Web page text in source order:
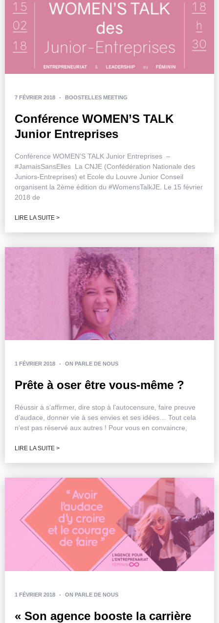
7 FÉVRIER 2018 - BOOSTELLES MEETING
Conférence WOMEN’S TALK
Junior Entreprises
Conférence WOMEN’S TALK Junior Entreprises –
#JamaisSansElles La CNJE (Confédération Nationale des
Juniors-Entreprises) et Ecole du Louvre Junior Conseil
organisent la 2ème édition du #WomensTalkJE. Le 15 février
2018 de
LIRE LA SUITE >
1 FÉVRIER 2018 - ON PARLE DE NOUS
Prête à oser être vous-même ?
Réussir à s’affirmer, dire stop à l’autocensure, faire preuve
d’audace, donner vie à ses envies et ses idées… Tout cela
n’est pas réservé aux autres ! Pour vous en convaincre,
LIRE LA SUITE >
1 FÉVRIER 2018 - ON PARLE DE NOUS
« Son agence booste la carrière